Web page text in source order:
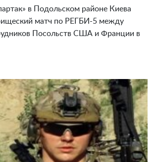
в Подольском районе Киева
матч по РЕГБИ-5 между
Посольств США и Франции в